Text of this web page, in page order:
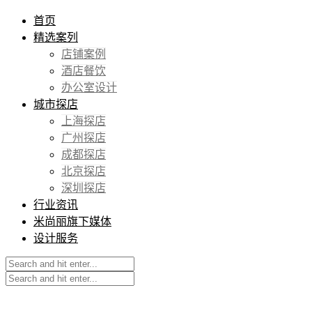
首页
精选案列
店铺案例
酒店餐饮
办公室设计
城市探店
上海探店
广州探店
成都探店
北京探店
深圳探店
行业资讯
米尚丽旗下媒体
设计服务